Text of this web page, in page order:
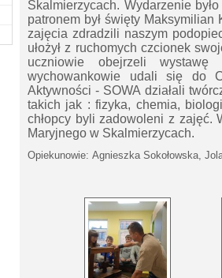
Skalmierzycach. Wydarzenie
patronem był święty Maksymilian
zajęcia zdradzili naszym
ułożył z ruchomych czcionek
uczniowie obejrzeli wystawę
wychowankowie udali się do
Aktywności - SOWA działali
takich jak : fizyka, chemia,
chłopcy byli zadowoleni z zajęć.
Maryjnego w Skalmierzycach.
Opiekunowie: Agnieszka Sokołowska,